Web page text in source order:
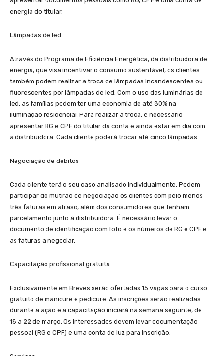
energia do titular.
Lâmpadas de led
Através do Programa de Eficiência Energética, da distribuidora de
energia, que visa incentivar o consumo sustentável, os clientes
também podem realizar a troca de lâmpadas incandescentes ou
fluorescentes por lâmpadas de led. Com o uso das luminárias de
led, as famílias podem ter uma economia de até 80% na
iluminação residencial. Para realizar a troca, é necessário
apresentar RG e CPF do titular da conta e ainda estar em dia com
a distribuidora. Cada cliente poderá trocar até cinco lâmpadas.
Negociação de débitos
Cada cliente terá o seu caso analisado individualmente. Podem
participar do mutirão de negociação os clientes com pelo menos
três faturas em atraso, além dos consumidores que tenham
parcelamento junto à distribuidora. É necessário levar o
documento de identificação com foto e os números de RG e CPF e
as faturas a negociar.
Capacitação profissional gratuita
Exclusivamente em Breves serão ofertadas 15 vagas para o curso
gratuito de manicure e pedicure. As inscrições serão realizadas
durante a ação e a capacitação iniciará na semana seguinte, de
18 a 22 de março. Os interessados devem levar documentação
pessoal (RG e CPF) e uma conta de luz para inscrição.